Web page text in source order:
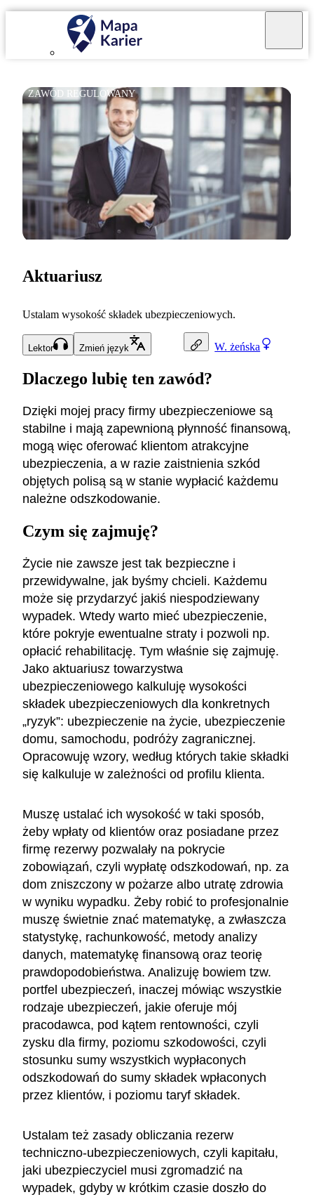
ZAWÓD REGULOWANY
W. żeńska
Aktuariusz
Ustalam wysokość składek ubezpieczeniowych.
Lektor Zmień język
Dlaczego lubię ten zawód?
Dzięki mojej pracy firmy ubezpieczeniowe są
stabilne i mają zapewnioną płynność finansową,
mogą więc oferować klientom atrakcyjne
ubezpieczenia, a w razie zaistnienia szkód
objętych polisą są w stanie wypłacić każdemu
należne odszkodowanie.
Czym się zajmuję?
Życie nie zawsze jest tak bezpieczne i
przewidywalne, jak byśmy chcieli. Każdemu
może się przydarzyć jakiś niespodziewany
wypadek. Wtedy warto mieć ubezpieczenie,
które pokryje ewentualne straty i pozwoli np.
opłacić rehabilitację. Tym właśnie się zajmuję.
Jako aktuariusz towarzystwa
ubezpieczeniowego kalkuluję wysokości
składek ubezpieczeniowych dla konkretnych
„ryzyk”: ubezpieczenie na życie, ubezpieczenie
domu, samochodu, podróży zagranicznej.
Opracowuję wzory, według których takie składki
się kalkuluje w zależności od profilu klienta.
Muszę ustalać ich wysokość w taki sposób,
żeby wpłaty od klientów oraz posiadane przez
firmę rezerwy pozwalały na pokrycie
zobowiązań, czyli wypłatę odszkodowań, np. za
dom zniszczony w pożarze albo utratę zdrowia
w wyniku wypadku. Żeby robić to profesjonalnie
muszę świetnie znać matematykę, a zwłaszcza
statystykę, rachunkowość, metody analizy
danych, matematykę finansową oraz teorię
prawdopodobieństwa. Analizuję bowiem tzw.
portfel ubezpieczeń, inaczej mówiąc wszystkie
rodzaje ubezpieczeń, jakie oferuje mój
pracodawca, pod kątem rentowności, czyli
zysku dla firmy, poziomu szkodowości, czyli
stosunku sumy wszystkich wypłaconych
odszkodowań do sumy składek wpłaconych
przez klientów, i poziomu taryf składek.
Ustalam też zasady obliczania rezerw
techniczno-ubezpieczeniowych, czyli kapitału,
jaki ubezpieczyciel musi zgromadzić na
wypadek, gdyby w krótkim czasie doszło do